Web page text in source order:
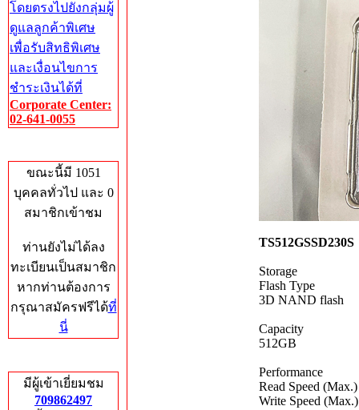
โดยตรงไปยังกลุ่มผู้
ดูแลลูกค้าพิเศษ
เพื่อรับสิทธิพิเศษ
และเงื่อนไขการ
ชำระเงินได้ที่
Corporate Center:
02-641-0055
ขณะนี้มี 1051
บุคคลทั่วไป และ 0
สมาชิกเข้าชม
ท่านยังไม่ได้ลง
ทะเบียนเป็นสมาชิก
หากท่านต้องการ
กรุณาสมัครฟรีได้ที่
นี่
มีผู้เข้าเยี่ยมชม
709862497
TS512GSSD230S
Storage
Flash Type
3D NAND flash
Capacity
512GB
Performance
Read Speed
Write Speed